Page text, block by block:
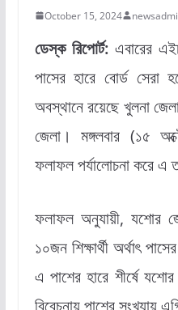
October 15, 2024
ডেস্ক রিপোর্ট:এবারের
পাসের হারে বোর্ড সেরা
অবস্থানে রয়েছে খুলনা
জেলা। মঙ্গলবার (১৫
ফলাফল পর্যালোচনা করে এ
ফলাফল অনুযায়ী, যশোর
১০জন শিক্ষার্থী অর্থাৎ
এ পাশের হারে শীর্ষে
বিবেচনায় পাশের সংখ্যায়